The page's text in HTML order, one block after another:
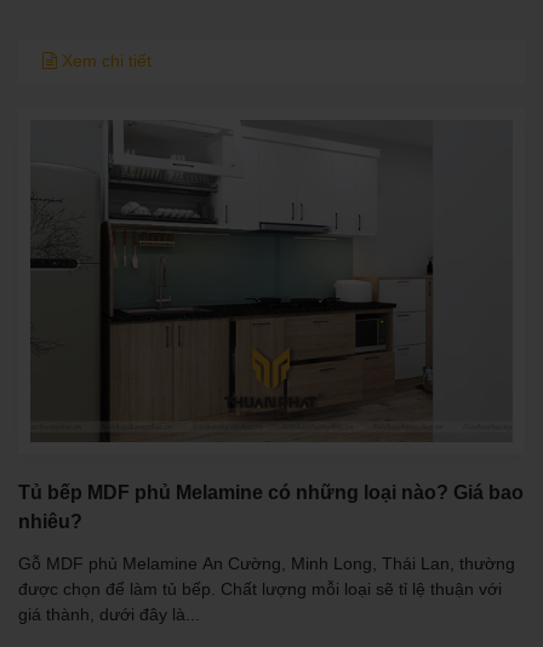
Xem chi tiết
Tủ bếp MDF phủ Melamine có những loại nào? Giá bao
nhiêu?
Gỗ MDF phủ Melamine An Cường, Minh Long, Thái Lan, thường
được chọn để làm tủ bếp. Chất lượng mỗi loại sẽ tỉ lệ thuận với
giá thành, dưới đây là...